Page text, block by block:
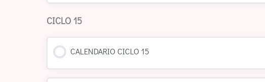
CICLO 15
CALENDARIO CICLO 15